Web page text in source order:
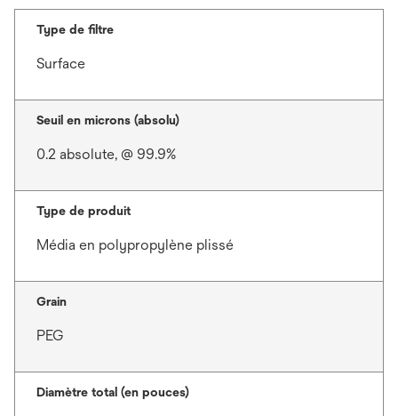
Type de filtre
Surface
Seuil en microns (absolu)
0.2 absolute, @ 99.9%
Type de produit
Média en polypropylène plissé
Grain
PEG
Diamètre total (en pouces)